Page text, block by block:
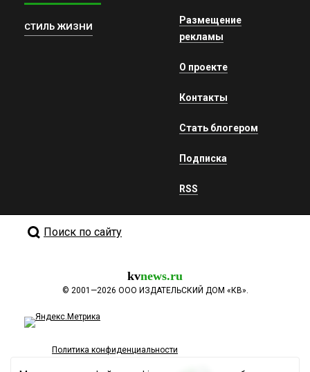
СТИЛЬ ЖИЗНИ
Размещение
рекламы
О проекте
Контакты
Стать блогером
Подписка
RSS
Поиск по сайту
kvnews.ru
© 2001—2026 ООО ИЗДАТЕЛЬСКИЙ ДОМ «КВ».
Политика конфиденциальности